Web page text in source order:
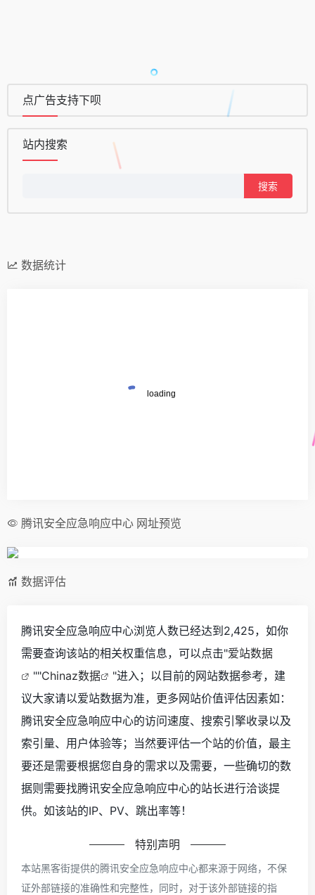
点广告支持下呗
站内搜索
数据统计
腾讯安全应急响应中心 网址预览
数据评估
腾讯安全应急响应中心浏览人数已经达到2,425，如你
需要查询该站的相关权重信息，可以点击"爱站数据
""Chinaz数据
"进入；以目前的网站数据参考，建
议大家请以爱站数据为准，更多网站价值评估因素如：
腾讯安全应急响应中心的访问速度、搜索引擎收录以及
索引量、用户体验等；当然要评估一个站的价值，最主
要还是需要根据您自身的需求以及需要，一些确切的数
据则需要找腾讯安全应急响应中心的站长进行洽谈提
供。如该站的IP、PV、跳出率等！
特别声明
本站黑客街提供的腾讯安全应急响应中心都来源于网络，不保
证外部链接的准确性和完整性，同时，对于该外部链接的指